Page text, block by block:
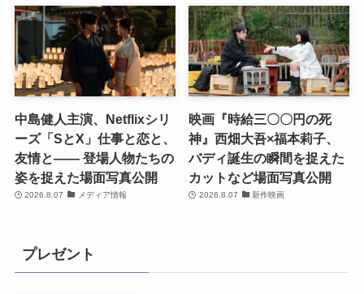
中島健人主演、Netflixシリ
ーズ「SとX」仕事と恋と、
友情と―― 登場人物たちの
姿を捉えた場面写真公開
2026.8.07 メディア情報
映画『時給三〇〇円の死
神』西畑大吾×福本莉子、
バディ誕生の瞬間を捉えた
カットなど場面写真公開
2026.8.07 新作映画
プレゼント